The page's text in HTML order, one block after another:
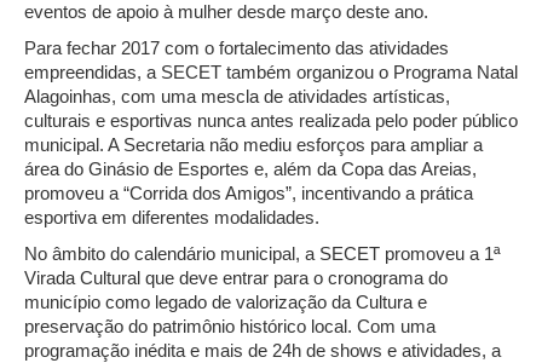
eventos de apoio à mulher desde março deste ano.
Para fechar 2017 com o fortalecimento das atividades
empreendidas, a SECET também organizou o Programa Natal
Alagoinhas, com uma mescla de atividades artísticas,
culturais e esportivas nunca antes realizada pelo poder público
municipal. A Secretaria não mediu esforços para ampliar a
área do Ginásio de Esportes e, além da Copa das Areias,
promoveu a “Corrida dos Amigos”, incentivando a prática
esportiva em diferentes modalidades.
No âmbito do calendário municipal, a SECET promoveu a 1ª
Virada Cultural que deve entrar para o cronograma do
município como legado de valorização da Cultura e
preservação do patrimônio histórico local. Com uma
programação inédita e mais de 24h de shows e atividades, a